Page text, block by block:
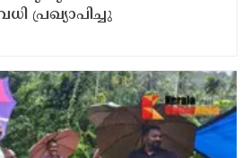
പ്രഖ്യാപിച്ചു